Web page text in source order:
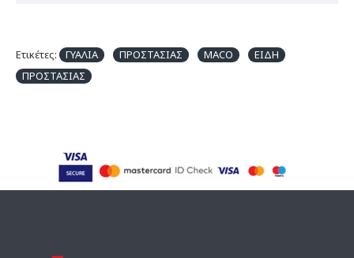
Ετικέτες: ΓΥΑΛΙΑ ΠΡΟΣΤΑΣΙΑΣ MACO
ΕΙΔΗ
ΠΡΟΣΤΑΣΙΑΣ